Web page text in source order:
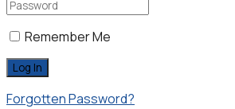
Remember Me
Forgotten Password?